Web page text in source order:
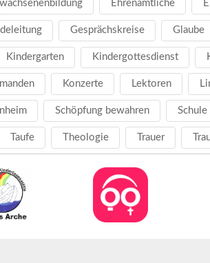
Ehrenamtliche
Gesprächskreise Glaube
Kindergarten Kindergottesdienst
Konzerte Lektoren
Schöpfung bewahren Schule
Taufe Theologie Trauer